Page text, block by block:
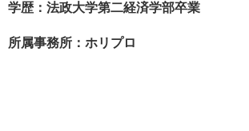
学歴：法政大学第二経済学部卒業
所属事務所：ホリプロ